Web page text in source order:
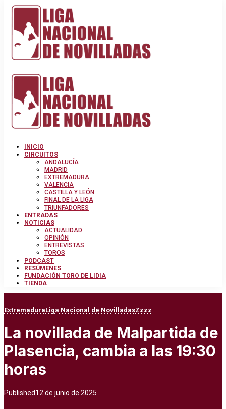
INICIO
CIRCUITOS
ANDALUCÍA
MADRID
EXTREMADURA
VALENCIA
CASTILLA Y LEÓN
FINAL DE LA LIGA
TRIUNFADORES
ENTRADAS
NOTICIAS
ACTUALIDAD
OPINIÓN
ENTREVISTAS
TOROS
PODCAST
RESÚMENES
FUNDACIÓN TORO DE LIDIA
TIENDA
ExtremaduraLiga Nacional de NovilladasZzzz
La novillada de Malpartida de
Plasencia, cambia a las 19:30
horas
Published12 de junio de 2025